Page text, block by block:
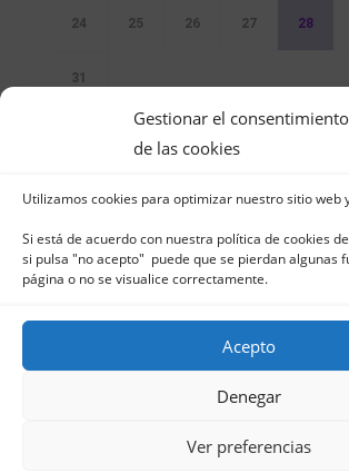
Gestionar el consentimiento
de las cookies
Utilizamos cookies para optimizar nuestro sitio web
Si está de acuerdo con nuestra política de cookies
si pulsa "no acepto" puede que se pierdan algunas
página o no se visualice correctamente.
Acepto
Denegar
Ver preferencias
24 25 26 27 28
31
Sin Eventos
Club Naútico de Jávea - Muelle
03730 Jávea – España | Tel. 965
965 796 008 |
de Cookies